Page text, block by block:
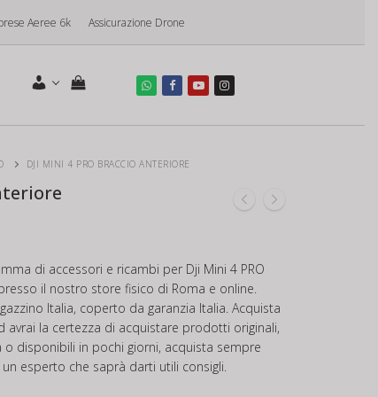
Aeree 6k Assicurazione Drone
DJI MINI 4 PRO BRACCIO ANTERIORE
di accessori e ricambi per Dji Mini 4 PRO
il nostro store fisico di Roma e online.
Italia, coperto da garanzia Italia. Acquista
avrai la certezza di acquistare prodotti originali,
disponibili in pochi giorni, acquista sempre
esperto che saprà darti utili consigli.